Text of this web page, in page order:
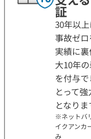
証
30年以
事故ゼ
実績に
大10年
を付与
とって
となりま
※ネットバ
イクアンカ
み